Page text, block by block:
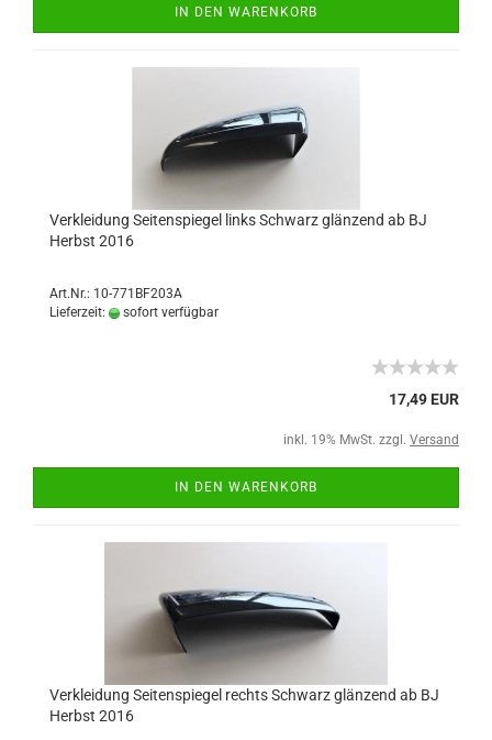
IN DEN WARENKORB
Verkleidung Seitenspiegel links Schwarz glänzend ab BJ
Herbst 2016
Art.Nr.: 10-771BF203A
Lieferzeit:
sofort verfügbar
17,49 EUR
inkl. 19% MwSt. zzgl. Versand
IN DEN WARENKORB
Verkleidung Seitenspiegel rechts Schwarz glänzend ab BJ
Herbst 2016